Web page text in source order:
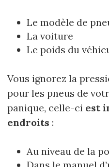
Le modèle de
La voiture
Le poids du
Vous ignorez la
pour les pneus de
panique, celle-ci est
endroits :
Au niveau de la